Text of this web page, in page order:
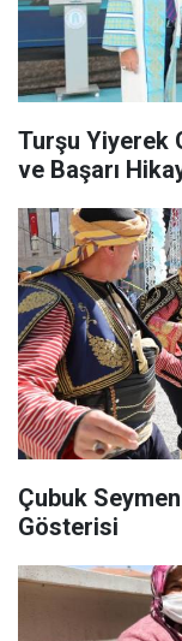
Turşu Yiyerek
ve Başarı
Çubuk
Gösterisi